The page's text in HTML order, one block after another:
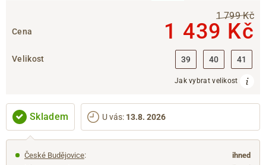
Cena
1 799 Kč
1 439 Kč
Velikost 39 40 41
Jak vybrat velikost
Skladem U vás: 13.8. 2026
České Budějovice:
ihned